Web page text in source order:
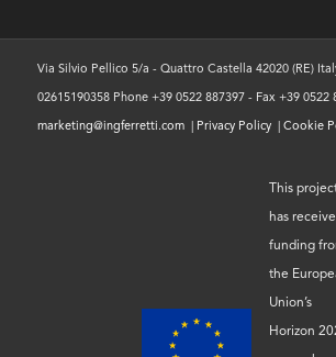
Via Silvio Pellico 5/a - Quattro Castella 42020 (RE)
02615190358 Phone +39 0522 887397 - Fax +39 0522
marketing@ingferretti.com| Privacy Policy| Cookie
This
has
funding
the
Union’s
Horizon